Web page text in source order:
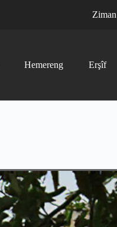
Ziman
Hemereng Erşîf